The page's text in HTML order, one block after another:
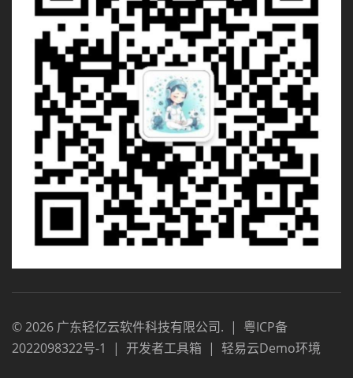
©2026 广东轻亿云软件科技有限公司. | 粤ICP备
2022098322号-1
| 开发者工具箱 | 轻易云Demo环境